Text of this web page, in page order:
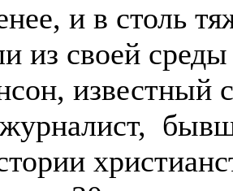
и в столь
из своей
известный